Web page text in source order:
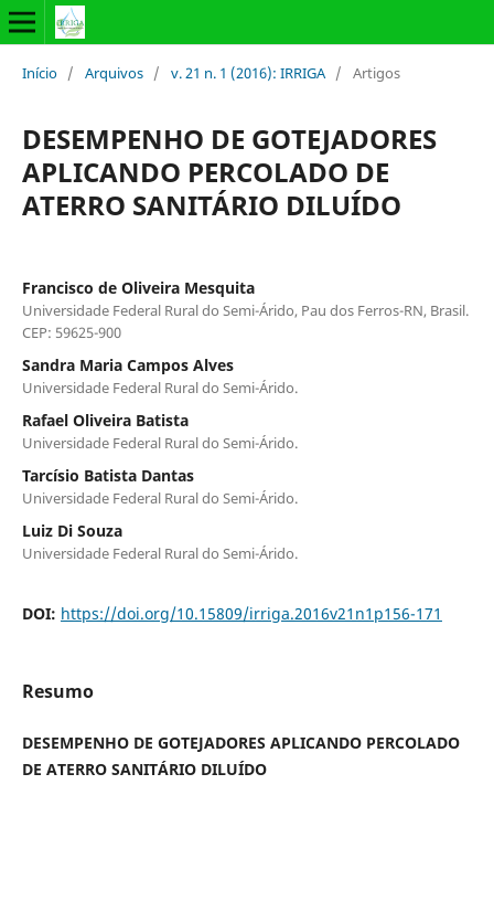
Início / Arquivos / v. 21 n. 1 (2016): IRRIGA / Artigos
DESEMPENHO DE GOTEJADORES
APLICANDO PERCOLADO DE
ATERRO SANITÁRIO DILUÍDO
Francisco de Oliveira Mesquita
Universidade Federal Rural do Semi-Árido, Pau dos Ferros-RN, Brasil.
CEP: 59625-900
Sandra Maria Campos Alves
Universidade Federal Rural do Semi-Árido.
Rafael Oliveira Batista
Universidade Federal Rural do Semi-Árido.
Tarcísio Batista Dantas
Universidade Federal Rural do Semi-Árido.
Luiz Di Souza
Universidade Federal Rural do Semi-Árido.
DOI: https://doi.org/10.15809/irriga.2016v21n1p156-171
Resumo
DESEMPENHO DE GOTEJADORES APLICANDO PERCOLADO
DE ATERRO SANITÁRIO DILUÍDO